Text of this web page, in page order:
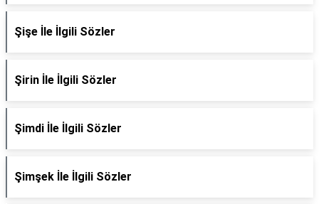
Şişe İle İlgili Sözler
Şirin İle İlgili Sözler
Şimdi İle İlgili Sözler
Şimşek İle İlgili Sözler